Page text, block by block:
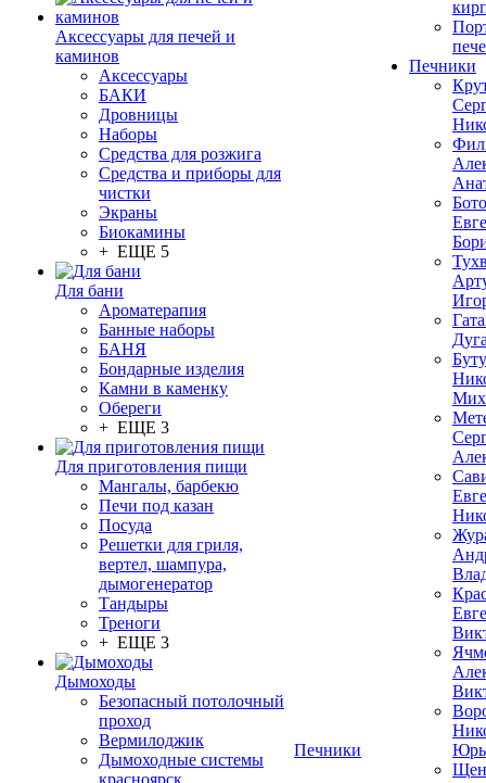
Аксессуары для печей и
каминов
Аксессуары
БАКИ
Дровницы
Наборы
Средства для розжига
Средства и приборы для
чистки
Экраны
Биокамины
+ ЕЩЕ 5
Для бани
Ароматерапия
Банные наборы
БАНЯ
Бондарные изделия
Камни в каменку
Обереги
+ ЕЩЕ 3
Для приготовления пищи
Мангалы, барбекю
Печи под казан
Посуда
Решетки для гриля,
вертел, шампура,
дымогенератор
Тандыры
Треноги
+ ЕЩЕ 3
Дымоходы
Безопасный потолочный
проход
Вермилоджик
Дымоходные системы
красноярск
Печники
Печники